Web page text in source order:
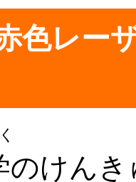
レー
のけん